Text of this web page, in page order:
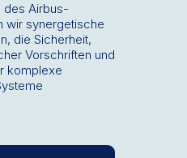
des Airbus-
wir synergetische
die Sicherheit,
Vorschriften und
komplexe